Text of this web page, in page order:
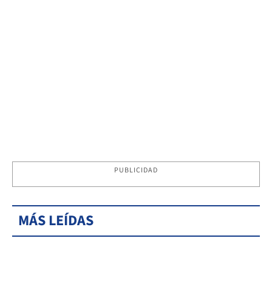
PUBLICIDAD
MÁS LEÍDAS